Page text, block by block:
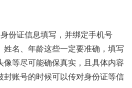
份证信息填写，并绑定手机号
姓名、年龄这些一定要准确，填写
像等尽可能确保真实，且具体内容
封账号的时候可以传对身份证等信